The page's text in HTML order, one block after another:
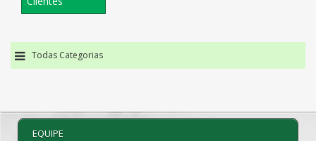
Todas Categorias
EQUIPE